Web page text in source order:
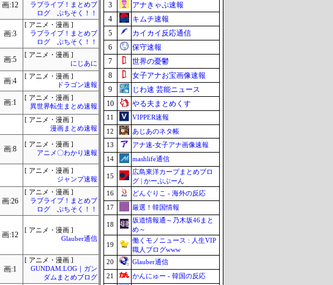
画:12
ラブライブ！まとめブ
ログ ぷちそく！！
画:3
[ アニメ・漫画 ]
ラブライブ！まとめブ
ログ ぷちそく！！
画:5
[ アニメ・漫画 ]
にじあに
画:4
[ アニメ・漫画 ]
ドラゴン速報
画:1
[ アニメ・漫画 ]
異世界転生まとめ速報
[ アニメ・漫画 ]
漫画まとめ速報
画:8
[ アニメ・漫画 ]
アニメ〇わかり速報
[ アニメ・漫画 ]
ジャンプ速報
画:26
[ アニメ・漫画 ]
ラブライブ！まとめブ
ログ ぷちそく！！
画:12
[ アニメ・漫画 ]
Glauber通信
画:1
[ アニメ・漫画 ]
GUNDAM.LOG｜ガン
ダムまとめブログ
3
アナきゃぷ速報
4
キムチ速報
5
カイカイ反応通信
6
保守速報
7
世界の憂鬱
8
女子アナお宝画像速報
9
じわ速 芸能ニュース
10
やる夫まとめくす
11
VIPPER速報
12
あじあのネタ帳
13
アナ速‐女子アナ画像速報
14
mashlife通信
15
広島東洋カープまとめブロ
グ | かーぷぶーん
16
どんぐりこ - 海外の反応
17
厳選！韓国情報
18
坂道情報通～乃木坂46まと
め～
19
働くモノニュース : 人生VIP
職人ブログwww
20
Glauber通信
21
かんにゅー - 韓国の反応